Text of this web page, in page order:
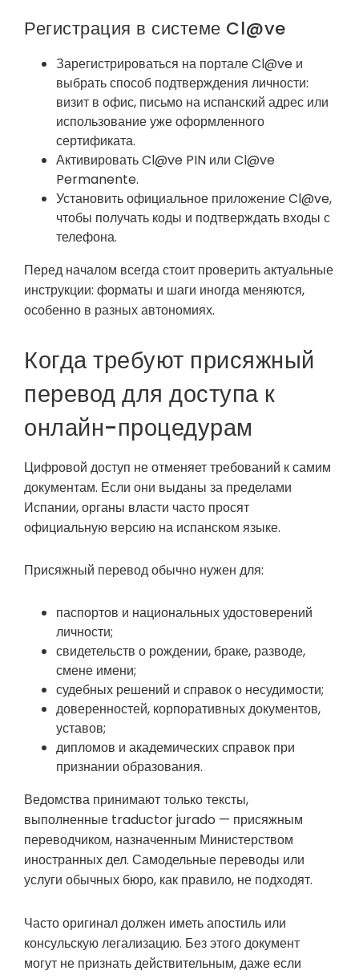
Регистрация в системе Cl@ve
Зарегистрироваться на портале Cl@ve и
выбрать способ подтверждения личности:
визит в офис, письмо на испанский адрес или
использование уже оформленного
сертификата.
Активировать Cl@ve PIN или Cl@ve
Permanente.
Установить официальное приложение Cl@ve,
чтобы получать коды и подтверждать входы с
телефона.
Перед началом всегда стоит проверить актуальные
инструкции: форматы и шаги иногда меняются,
особенно в разных автономиях.
Когда требуют присяжный
перевод для доступа к
онлайн-процедурам
Цифровой доступ не отменяет требований к самим
документам. Если они выданы за пределами
Испании, органы власти часто просят
официальную версию на испанском языке.
Присяжный перевод обычно нужен для:
паспортов и национальных удостоверений
личности;
свидетельств о рождении, браке, разводе,
смене имени;
судебных решений и справок о несудимости;
доверенностей, корпоративных документов,
уставов;
дипломов и академических справок при
признании образования.
Ведомства принимают только тексты,
выполненные traductor jurado — присяжным
переводчиком, назначенным Министерством
иностранных дел. Самодельные переводы или
услуги обычных бюро, как правило, не подходят.
Часто оригинал должен иметь апостиль или
консульскую легализацию. Без этого документ
могут не признать действительным, даже если